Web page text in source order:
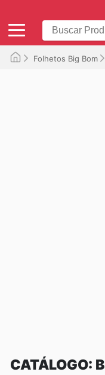
Folhetos Big Bom
CATÁLOGO: